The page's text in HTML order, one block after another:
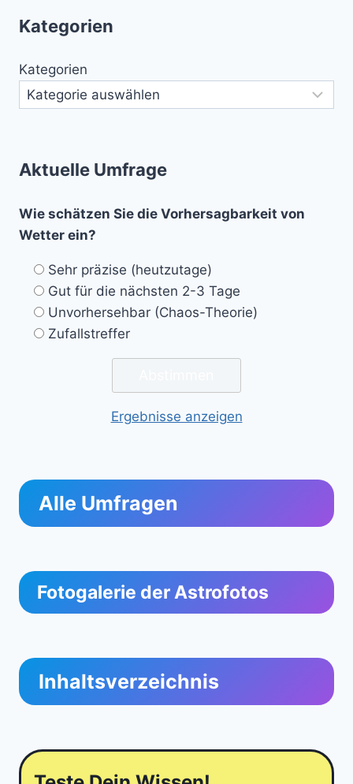
Kategorien
Kategorien
Aktuelle Umfrage
Wie schätzen Sie die Vorhersagbarkeit von
Wetter ein?
Sehr präzise (heutzutage)
Gut für die nächsten 2-3 Tage
Unvorhersehbar (Chaos-Theorie)
Zufallstreffer
Ergebnisse anzeigen
Alle Umfragen
Fotogalerie der Astrofotos
Inhaltsverzeichnis